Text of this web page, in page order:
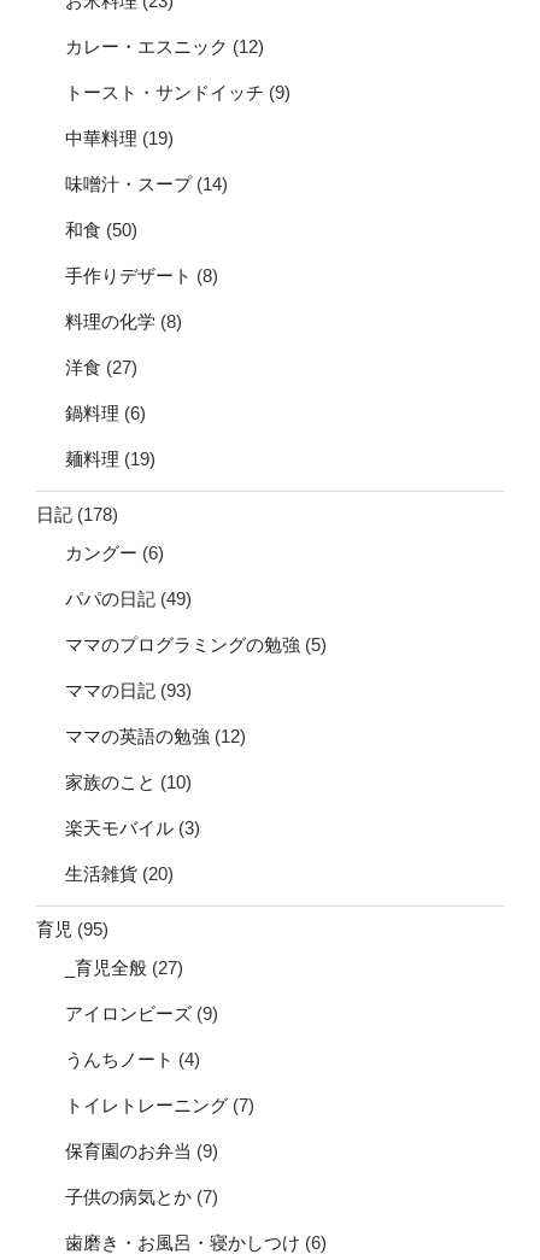
カレー・エスニック (12)
トースト・サンドイッチ (9)
中華料理 (19)
味噌汁・スープ(14)
和食 (50)
手作りデザート (8)
料理の化学 (8)
洋食 (27)
鍋料理 (6)
麺料理 (19)
日記 (178)
カングー (6)
パパの日記 (49)
ママのプログラミングの勉強 (5)
ママの日記 (93)
ママの英語の勉強 (12)
家族のこと (10)
楽天モバイル (3)
生活雑貨 (20)
育児 (95)
_育児全般 (27)
アイロンビーズ (9)
うんちノート (4)
トイレトレーニング (7)
保育園のお弁当 (9)
子供の病気とか (7)
歯磨き・お風呂・寝かしつけ (6)